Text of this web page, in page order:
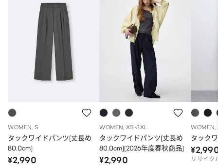
WOMEN, S
タックワイドパンツ(丈長め
80.0cm)
¥2,990
WOMEN, XS-3XL
タックワイドパンツ(丈長め
80.0cm)(2026年度春秋商品)
¥2,990
WOMEN,
タック
リサイク